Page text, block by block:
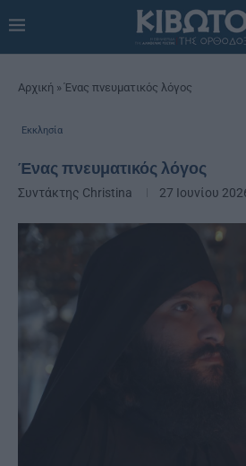
Αρχική »Ένας πνευματικός λόγος
Εκκλησία
Ένας πνευματικός λόγος
Συντάκτης Christina 27 Ιουνίου